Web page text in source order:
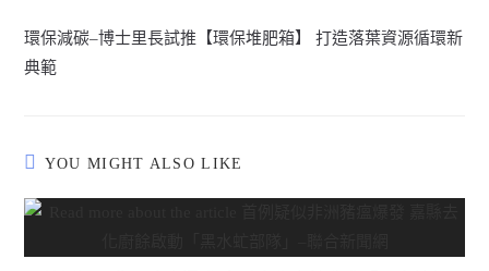
環保減碳–博士里長試推【環保堆肥箱】 打造落葉資源循環新
典範
YOU MIGHT ALSO LIKE